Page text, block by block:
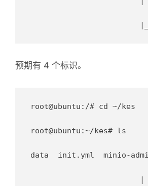
预期有 4 个标识。
root@ubuntu:/# cd ~/kes
root@ubuntu:~/kes# ls
data  init.yml  minio-